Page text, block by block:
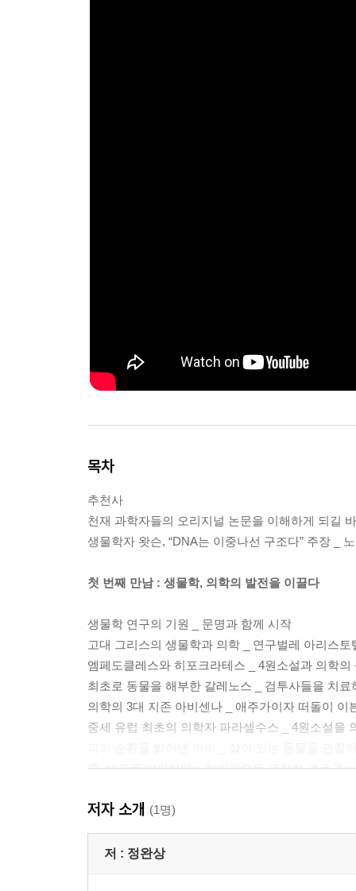
목차
추천사
천재 과학자들의 오리지널 논문을 이해하게 되길
생물학자 왓슨, “DNA는 이중나선 구조다” 주장 _
첫 번째 만남 : 생물학, 의학의 발전을 이끌다
생물학 연구의 기원 _ 문명과 함께 시작
고대 그리스의 생물학과 의학 _ 연구벌레 아리스토
엠페도클레스와 히포크라테스 _ 4원소설과 의학의
최초로 동물을 해부한 갈레노스 _ 검투사들을 치료
의학의 3대 지존 아비센나 _ 애주가이자 떠돌이 이
중세 유럽 최초의 의학자 파라셀수스 _ 4원소설을
훅, 세포를 발견하다 _ 현미경으로 관찰한 코르크
종두법을 발견한 제너 _ “우두에 걸린 사람은 천연
미생물의 아버지 파스퇴르 _ “질병을 일으키는 것
소화계를 연구한 파블로프 _ 조건 반사로 노벨 생
저자 소개 (1명)
저 : 정완상